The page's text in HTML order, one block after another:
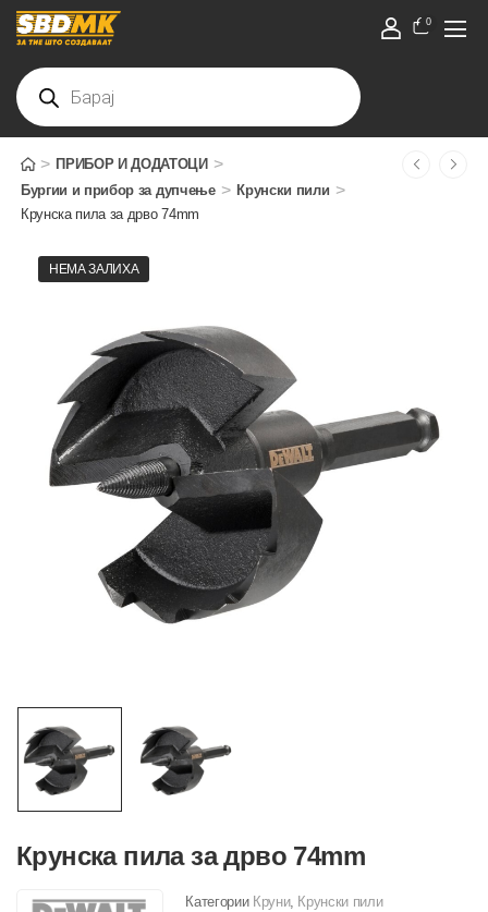
0
> ПРИБОР И ДОДАТОЦИ >
Бургии и прибор за дупчење > Крунски пили >
Крунска пила за дрво 74mm
НЕМА ЗАЛИХА
Крунска пила за дрво 74mm
Категории Круни, Крунски пили